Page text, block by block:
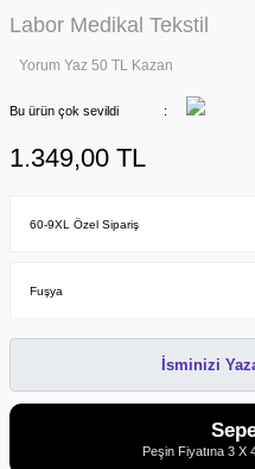
Labor Medikal Tekstil
Yorum Yaz 50 TL Kazan
Bu ürün çok sevildi
1.349,00 TL
İsminizi
Peşin Fiyatına 3 X